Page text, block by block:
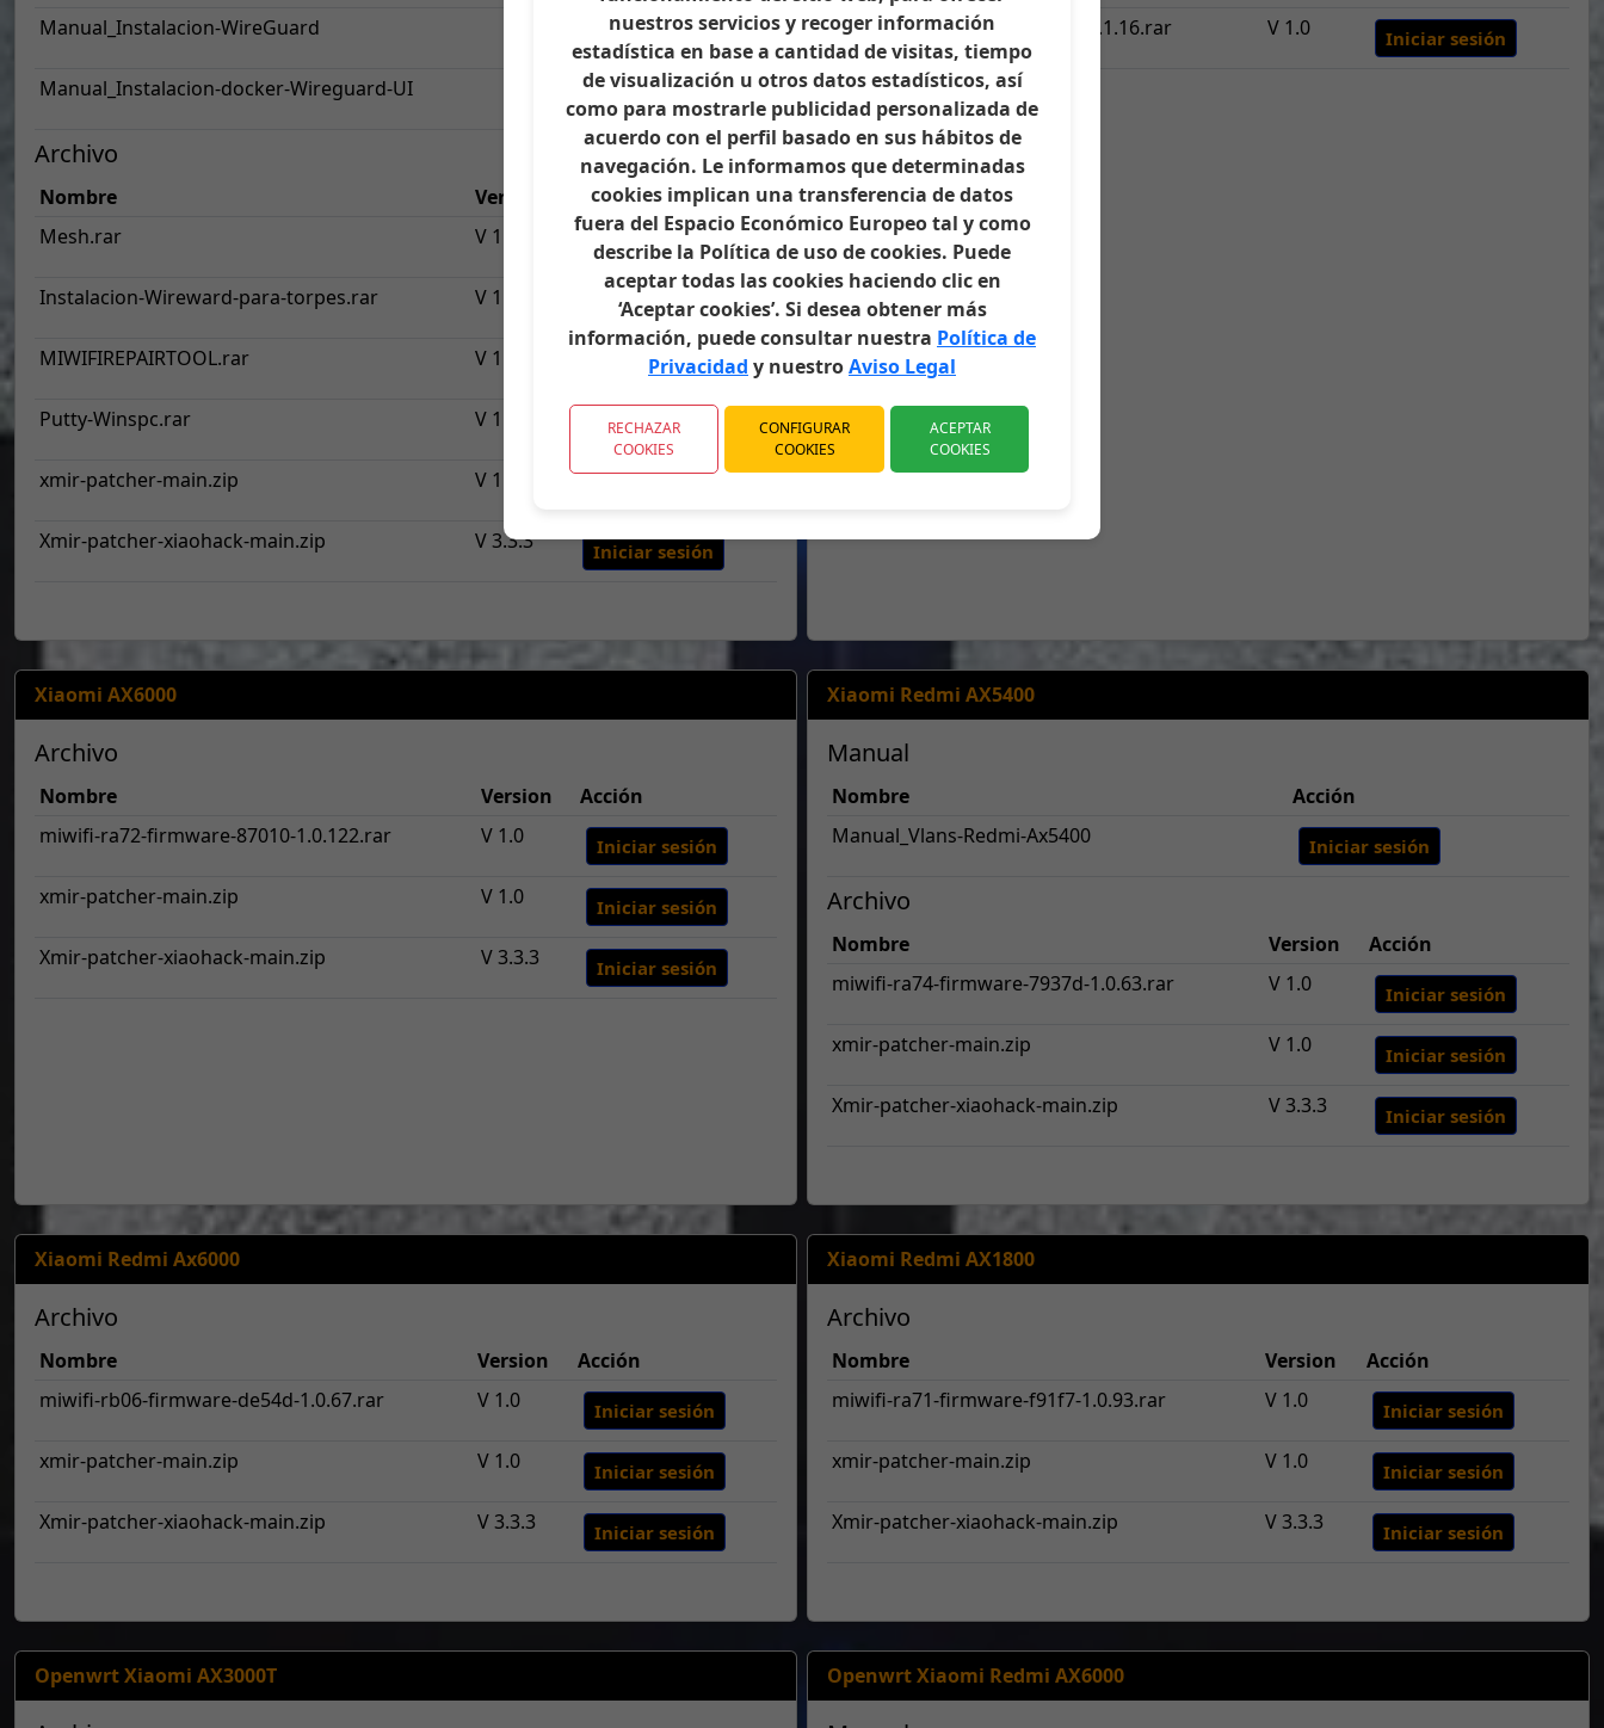
Manual_Instalacion-WireGuard Iniciar sesión
Manual_Instalacion-docker-Wireguard-UI
Archivo
Nombre Version
Acción
Mesh.rar
V 1.0 Iniciar sesión
Instalacion-Wireward-para-torpes.rar V 1.0 Iniciar sesión
MIWIFIREPAIRTOOL.rar V 1.0 Iniciar sesión
Putty-Winspc.rar V 1.0 Iniciar sesión
xmir-patcher-main.zip V 1.0
Xmir-patcher-xiaohack-main.zip V 3.3.3 Iniciar sesión
miwifi-rc06-firmware-93757-1.1.16.rar V 1.0 Iniciar sesión
Xiaomi AX6000
Archivo
Nombre Version
Acción
miwifi-ra72-firmware-87010-1.0.122.rar
V 1.0 Iniciar sesión
xmir-patcher-main.zip V 1.0 Iniciar sesión
Xmir-patcher-xiaohack-main.zip V 3.3.3 Iniciar sesión
Xiaomi Redmi AX5400
Manual
Nombre
Acción
Manual_Vlans-Redmi-Ax5400
Iniciar sesión
Archivo
Nombre Version
Acción
miwifi-ra74-firmware-7937d-1.0.63.rar
V 1.0 Iniciar sesión
xmir-patcher-main.zip V 1.0 Iniciar sesión
Xmir-patcher-xiaohack-main.zip V 3.3.3 Iniciar sesión
Xiaomi Redmi Ax6000
Archivo
Nombre Version
Acción
miwifi-rb06-firmware-de54d-1.0.67.rar
V 1.0 Iniciar sesión
xmir-patcher-main.zip V 1.0 Iniciar sesión
Xmir-patcher-xiaohack-main.zip V 3.3.3 Iniciar sesión
Xiaomi Redmi AX1800
Archivo
Nombre Version
Acción
miwifi-ra71-firmware-f91f7-1.0.93.rar
V 1.0 Iniciar sesión
xmir-patcher-main.zip V 1.0 Iniciar sesión
Xmir-patcher-xiaohack-main.zip V 3.3.3 Iniciar sesión
Openwrt Xiaomi AX3000T Openwrt Xiaomi Redmi AX6000
nuestros servicios y recoger información
estadística en base a cantidad de visitas, tiempo
de visualización u otros datos estadísticos, así
como para mostrarle publicidad personalizada de
acuerdo con el perfil basado en sus hábitos de
navegación. Le informamos que determinadas
cookies implican una transferencia de datos
fuera del Espacio Económico Europeo tal y como
describe la Política de uso de cookies. Puede
aceptar todas las cookies haciendo clic en
‘Aceptar cookies’. Si desea obtener más
información, puede consultar nuestra Política de
Privacidad y nuestroAviso Legal
RECHAZAR
COOKIES
CONFIGURAR
COOKIES
ACEPTAR
COOKIES